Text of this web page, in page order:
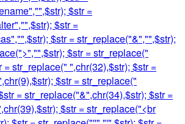
$str =
$str =
$str = str_replace("&","",$str);
$str = str_replace("
= str_replace(" ",chr(32),$str); $str =
$str = str_replace("
= str_replace("&",chr(34),$str); $str =
$str = str_replace("<br